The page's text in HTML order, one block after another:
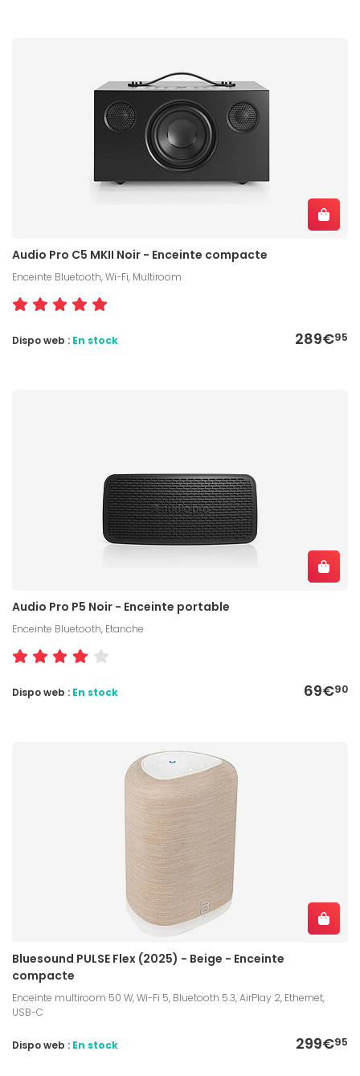
Audio Pro C5 MKII Noir - Enceinte compacte
Enceinte Bluetooth, Wi-Fi, Multiroom
289€95
Dispo web : En stock
Audio Pro P5 Noir - Enceinte portable
Enceinte Bluetooth, Etanche
69€90
Dispo web : En stock
Bluesound PULSE Flex (2025) - Beige - Enceinte
compacte
Enceinte multiroom 50 W, Wi-Fi 5, Bluetooth 5.3, AirPlay 2, Ethernet,
USB-C
299€95
Dispo web : En stock